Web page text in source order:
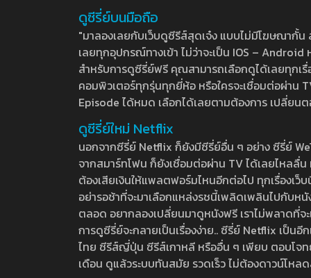
ดูซีรี่ย์บนมือถือ
"มาลองเลยกับเว็บดูซีรีส์สุดเจ๋ง แบบไม่มีโฆษณากั้
เลยทุกอุปกรณ์ทางเข้า ไม่ว่าจะเป็น IOS –
สำหรับการดูซีรี่ย์ฟรี คุณสามารถเลือกดูได้เลยทุกเ
คอมพิวเตอร์ทุกรุ่นทุกยี่ห้อ หรือใครจะเชื่อมต่อผ่าน
Episode ได้หมด เลือกได้เลยตามต้องการ เปลี่ยน
ดูซีรี่ย์ใหม่ Netflix
นอกจากซีรี่ย์ Netflix ก็ยังมีซีรี่ย์อื่น ๆ อย่าง ซีรี่ย์
จากสมาร์ทโฟน ก็ยังเชื่อมต่อผ่าน TV ได้เลยไหลลื่
ต้องเสียเงินให้แพลตฟอร์มไหนอีกต่อไป ทุกเรื่องเว็
อย่ารอช้าที่จะมาเลือกแหล่งรชนี้เพลิดเพลินไปกับห
ตลอด อยากลองเปลี่ยนมาดูหนังฟรี เราไม่พลาดที่
การดูซีรี่ย์จะกลายเป็นเรื่องง่าย.. ซีรี่ย์ Netflix เป็น
ไทย ซีรีส์ญี่ปุ่น ซีรีส์เกาหลี หรืออื่น ๆ เพียบ ตอบโจท
เดือน ดูแล้วระบบทันสมัย รวดเร็ว ไม่ต้องดาวน์โห